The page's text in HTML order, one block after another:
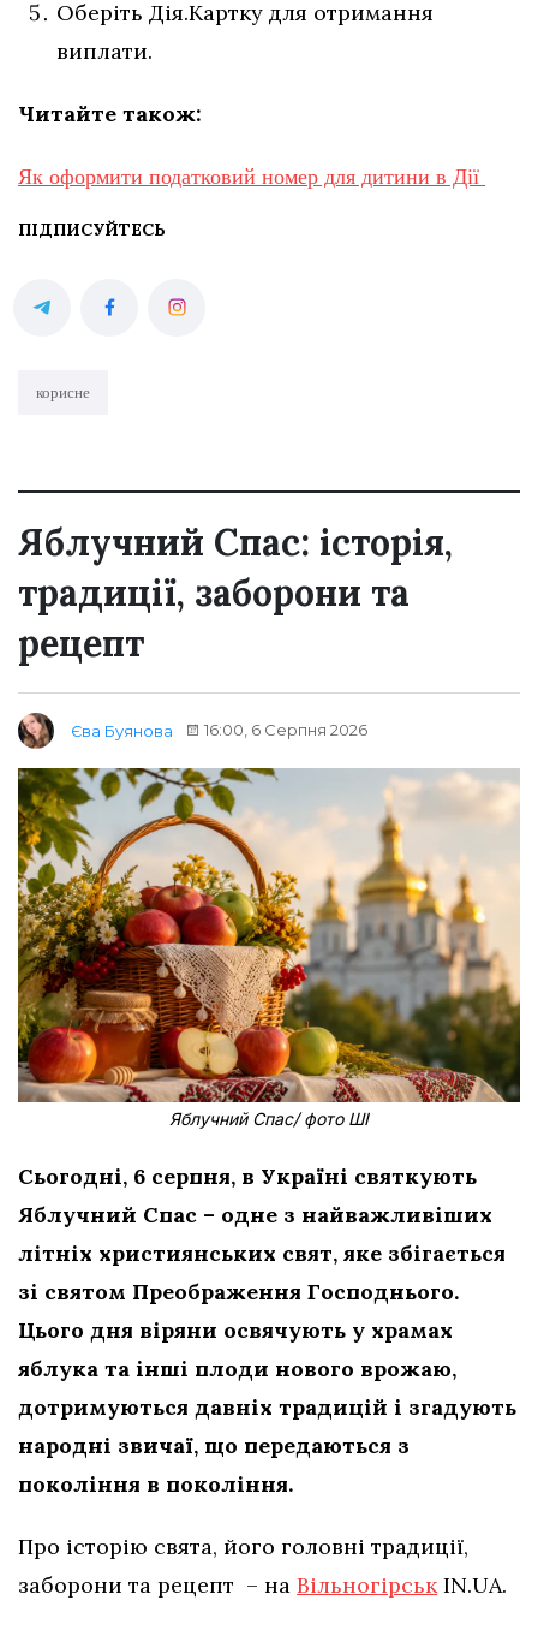
Оберіть Дія.Картку для отримання
виплати.
Читайте також:
Як оформити податковий номер для дитини в Дії
ПІДПИСУЙТЕСЬ
корисне
Яблучний Спас: історія,
традиції, заборони та
рецепт
Єва Буянова 16:00, 6 Серпня 2026
Яблучний Спас/ фото ШІ
Сьогодні, 6 серпня, в Україні святкують
Яблучний Спас – одне з найважливіших
літніх християнських свят, яке збігається
зі святом Преображення Господнього.
Цього дня віряни освячують у храмах
яблука та інші плоди нового врожаю,
дотримуються давніх традицій і згадують
народні звичаї, що передаються з
покоління в покоління.
Про історію свята, його головні традиції,
заборони та рецепт – на ВільногірськIN.UA.